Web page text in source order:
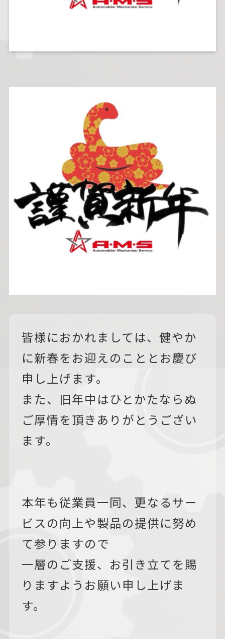
皆様におかれましては、健やか
に新春をお迎えのこととお慶び
申し上げます。
また、旧年中はひとかたならぬ
ご厚情を頂きありがとうござい
ます。
本年も従業員一同、更なるサー
ビスの向上や製品の提供に努め
て参りますので
一層のご支援、お引き立てを賜
りますようお願い申し上げま
す。